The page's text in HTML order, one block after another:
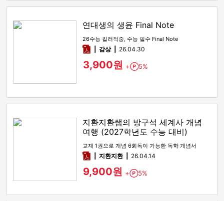
연대생의 생윤 Final Note
26수능 킬러적중, 수능 필수 Final Note
pdf감상​ 26.04.30
3,900원 + Point
5%
지환지환쌤의 방구석 세계사 개념
여행 (2027학년도 수능 대비)
교재 1권으로 개념 6회독이 가능한 독학 개념서
pdf지환지환 26.04.14
9,900원 + Point
5%